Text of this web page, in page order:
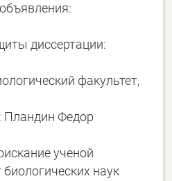
диссертации:
факультет,
Пландин Федор
ученой
наук